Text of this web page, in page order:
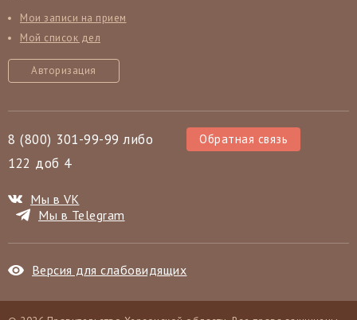
Мои записи на прием
Мой список дел
Авторизация
8 (800) 301-99-99 либо
122 доб 4
Обратная связь
Мы в VK
Мы в Telegram
Версия для слабовидящих